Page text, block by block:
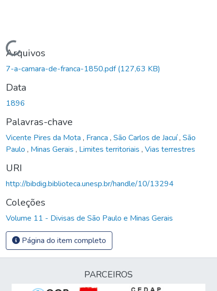
Carregando...
Arquivos
7-a-camara-de-franca-1850.pdf(127,63 KB)
Data
1896
Palavras-chave
Vicente Pires da Mota , Franca , São Carlos de Jacuí, São
Paulo , Minas Gerais , Limites territoriais , Vias terrestres
URI
http://bibdig.biblioteca.unesp.br/handle/10/13294
Coleções
Volume 11 - Divisas de São Paulo e Minas Gerais
Página do item completo
PARCEIROS